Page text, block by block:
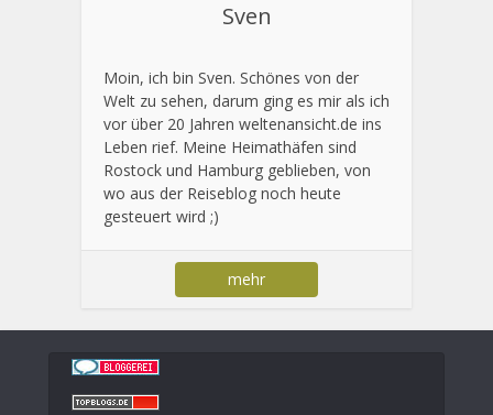
Sven
Moin, ich bin Sven. Schönes von der
Welt zu sehen, darum ging es mir als ich
vor über 20 Jahren weltenansicht.de ins
Leben rief. Meine Heimathäfen sind
Rostock und Hamburg geblieben, von
wo aus der Reiseblog noch heute
gesteuert wird ;)
mehr